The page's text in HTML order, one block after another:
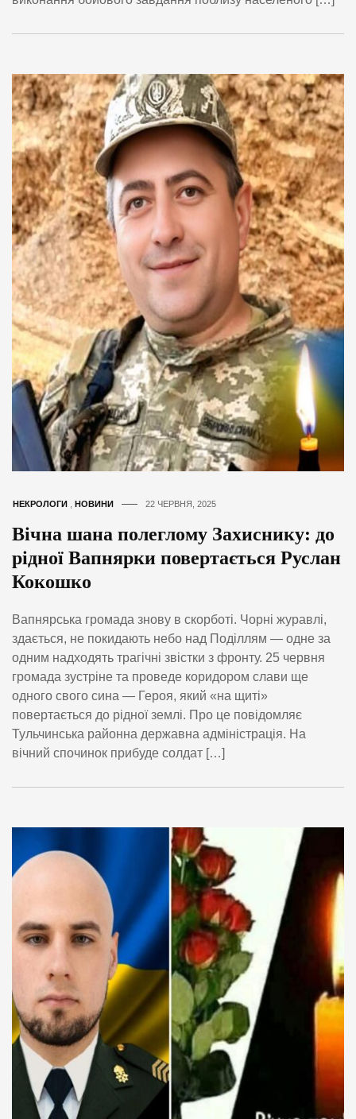
НЕКРОЛОГИ НОВИНИ 22 ЧЕРВНЯ, 2025
Вічна шана полеглому Захиснику: до
рідної Вапнярки повертається Руслан
Кокошко
Вапнярська громада знову в скорботі. Чорні журавлі,
здається, не покидають небо над Поділлям — одне за
одним надходять трагічні звістки з фронту. 25 червня
громада зустріне та проведе коридором слави ще
одного свого сина — Героя, який «на щиті»
повертається до рідної землі. Про це повідомляє
Тульчинська районна державна адміністрація. На
вічний спочинок прибуде солдат […]